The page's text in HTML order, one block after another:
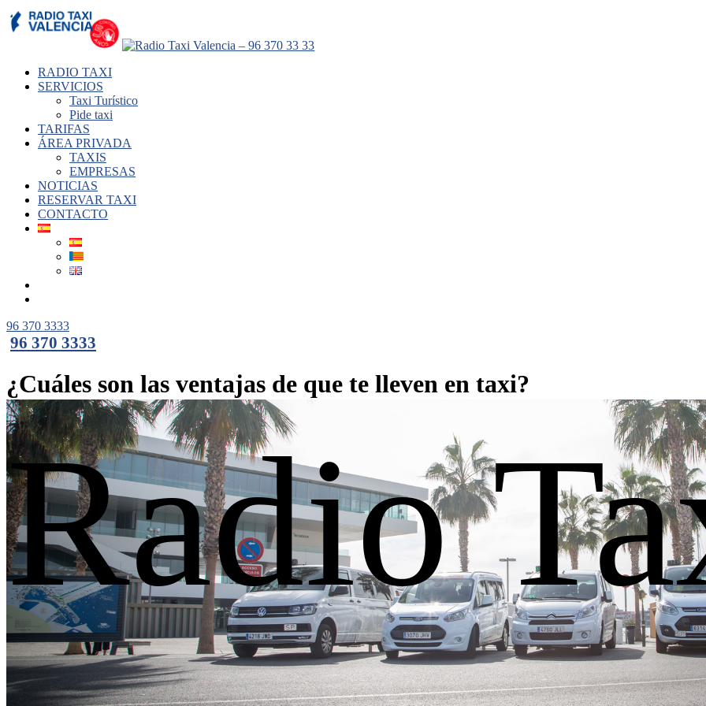
RADIO TAXI
SERVICIOS
Taxi Turístico
Pide taxi
TARIFAS
ÁREA PRIVADA
TAXIS
EMPRESAS
NOTICIAS
RESERVAR TAXI
CONTACTO
96 370 3333
96 370 3333
¿Cuáles son las ventajas de que te lleven en taxi?
Radio